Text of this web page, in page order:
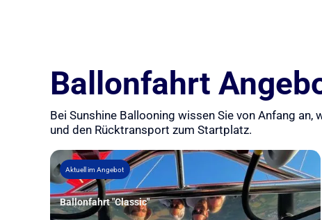
Ballonfahrt
Bei Sunshine Ballooning wissen Sie von Anfang
und den Rücktransport zum Startplatz.
Aktuell im Angebot
Ballonfahrt "Classic"